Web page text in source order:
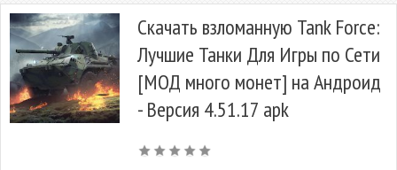
Скачать взломанную Tank Force:
Лучшие Танки Для Игры по Сети
[МОД много монет] на Андроид
- Версия 4.51.17 apk